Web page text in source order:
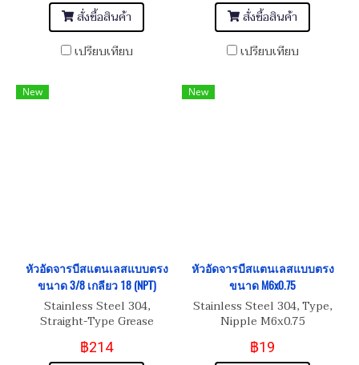
สั่งซื้อสินค้า
เปรียบเทียบ
สั่งซื้อสินค้า
เปรียบเทียบ
New
หัวอัดจารบีสแตนเลสแบบตรง
ขนาด 3/8 เกลียว 18 (NPT)
Stainless Steel 304,
Straight-Type Grease
฿214
New
หัวอัดจารบีสแตนเลสแบบตรง
ขนาด M6x0.75
Stainless Steel 304, Type,
Nipple M6x0.75
฿19